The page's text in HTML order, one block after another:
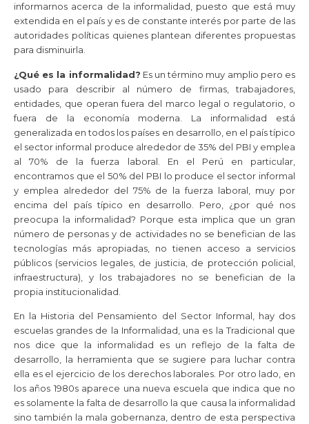
informarnos acerca de la informalidad, puesto que está muy
extendida en el país y es de constante interés por parte de las
autoridades políticas quienes plantean diferentes propuestas
para disminuirla.
¿Qué es la informalidad? Es un término muy amplio pero es
usado para describir al número de firmas, trabajadores,
entidades, que operan fuera del marco legal o regulatorio, o
fuera de la economía moderna. La informalidad está
generalizada en todos los países en desarrollo, en el país típico
el sector informal produce alrededor de 35% del PBI y emplea
al 70% de la fuerza laboral. En el Perú en particular,
encontramos que el 50% del PBI lo produce el sector informal
y emplea alrededor del 75% de la fuerza laboral, muy por
encima del país típico en desarrollo. Pero, ¿por qué nos
preocupa la informalidad? Porque esta implica que un gran
número de personas y de actividades no se benefician de las
tecnologías más apropiadas, no tienen acceso a servicios
públicos (servicios legales, de justicia, de protección policial,
infraestructura), y los trabajadores no se benefician de la
propia institucionalidad.
En la Historia del Pensamiento del Sector Informal, hay dos
escuelas grandes de la Informalidad, una es la Tradicional que
nos dice que la informalidad es un reflejo de la falta de
desarrollo, la herramienta que se sugiere para luchar contra
ella es el ejercicio de los derechos laborales. Por otro lado, en
los años 1980s aparece una nueva escuela que indica que no
es solamente la falta de desarrollo la que causa la informalidad
sino también la mala gobernanza, dentro de esta perspectiva